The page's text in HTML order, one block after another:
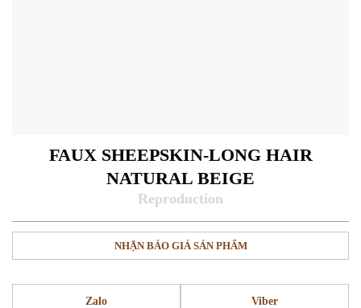
FAUX SHEEPSKIN-LONG HAIR
NATURAL BEIGE
NHẬN BÁO GIÁ SẢN PHẨM
Zalo Viber